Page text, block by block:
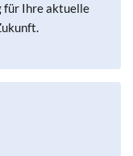
für Ihre aktuelle